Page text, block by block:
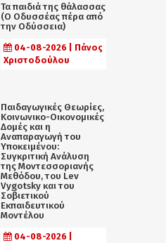
Τα παιδιά της θάλασσας
(Ο Οδυσσέας πέρα από
την Οδύσσεια)
04-08-2026 | Πάνος
Χριστοδούλου
Παιδαγωγικές Θεωρίες,
Κοινωνικο-Οικονομικές
Δομές και η
Αναπαραγωγή του
Υποκειμένου:
Συγκριτική Ανάλυση
της Μοντεσσοριανής
Μεθόδου, του Lev
Vygotsky και του
Σοβιετικού
Εκπαιδευτικού
Μοντέλου
04-08-2026 |